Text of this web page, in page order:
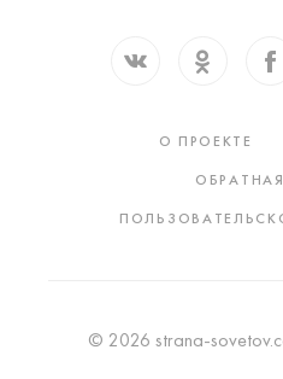
О ПРОЕКТЕ
© 2026 strana-